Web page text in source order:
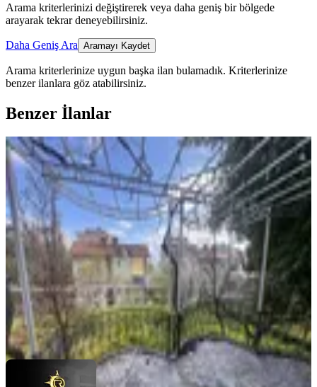
Arama kriterlerinizi değiştirerek veya daha geniş bir bölgede
arayarak tekrar deneyebilirsiniz.
Daha Geniş Ara Aramayı Kaydet
Arama kriterlerinize uygun başka ilan bulamadık. Kriterlerinize
benzer ilanlara göz atabilirsiniz.
Benzer İlanlar
MANZARALI
Yeni Rota Güvencesiyle Şehrin
Merkezinde Villa Sahibi Olun
Onikişubat, Hürriyet Mahallesi
6+1
320 m² 31.07.2026
25.000.000 ₺
YENİ ROTA İNŞAAT EMLAKHayrunnisa Teltik
Ara